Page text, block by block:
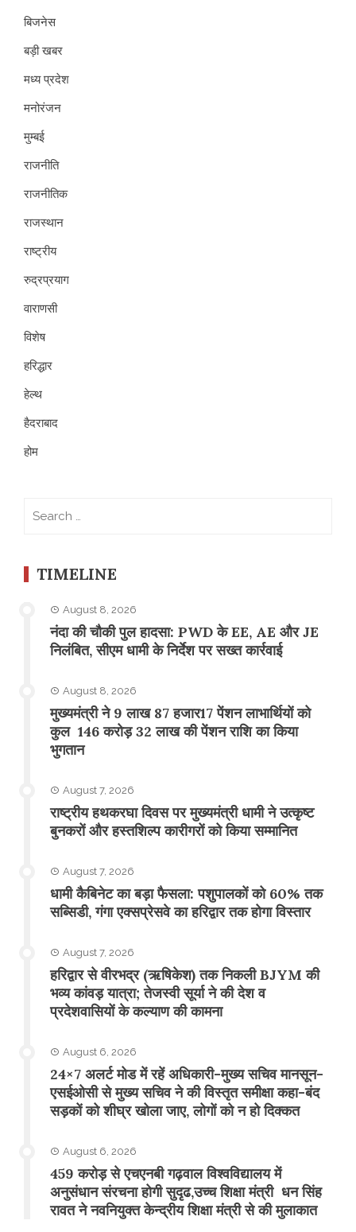
बिजनेस
बड़ी खबर
मध्य प्रदेश
मनोरंजन
मुम्बई
राजनीति
राजनीतिक
राजस्थान
राष्ट्रीय
रुद्रप्रयाग
वाराणसी
विशेष
हरिद्धार
हेल्थ
हैदराबाद
होम
TIMELINE
August 8, 2026
नंदा की चौकी पुल हादसा: PWD के EE, AE और JE
निलंबित, सीएम धामी के निर्देश पर सख्त कार्रवाई
August 8, 2026
मुख्यमंत्री ने 9 लाख 87 हजार17 पेंशन लाभार्थियों को
कुल 146 करोड़ 32 लाख की पेंशन राशि का किया
भुगतान
August 7, 2026
राष्ट्रीय हथकरघा दिवस पर मुख्यमंत्री धामी ने उत्कृष्ट
बुनकरों और हस्तशिल्प कारीगरों को किया सम्मानित
August 7, 2026
​धामी कैबिनेट का बड़ा फैसला: पशुपालकों को 60% तक
सब्सिडी, गंगा एक्सप्रेसवे का हरिद्वार तक होगा विस्तार
August 7, 2026
​हरिद्वार से वीरभद्र (ऋषिकेश) तक निकली BJYM की
भव्य कांवड़ यात्रा; तेजस्वी सूर्या ने की देश व
प्रदेशवासियों के कल्याण की कामना
August 6, 2026
24×7 अलर्ट मोड में रहें अधिकारी-मुख्य सचिव मानसून-
एसईओसी से मुख्य सचिव ने की विस्तृत समीक्षा कहा-बंद
सड़कों को शीघ्र खोला जाए, लोगों को न हो दिक्कत
August 6, 2026
459 करोड़ से एचएनबी गढ़वाल विश्वविद्यालय में
अनुसंधान संरचना होगी सुदृढ,उच्च शिक्षा मंत्री धन सिंह
रावत ने नवनियुक्त केन्द्रीय शिक्षा मंत्री से की मुलाकात